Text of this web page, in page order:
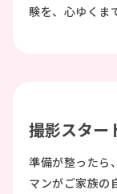
験を、心ゆくま
撮影スター
準備が整ったら
マンがご家族の